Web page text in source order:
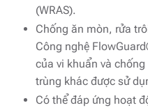
(WRAS).
Chống ăn mòn, rửa
Công nghệ
của vi khuẩn và
trùng khác được sử
Có thể đáp ứng hoạt